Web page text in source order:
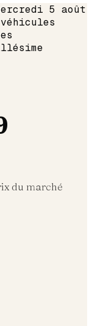
5 août
du marché